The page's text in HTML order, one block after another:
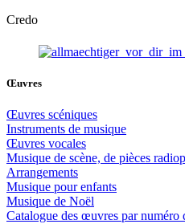
Credo
Œuvres
Œuvres scéniques
Instruments de musique
Œuvres vocales
Musique de scène, de pièces
Arrangements
Musique pour enfants
Musique de Noël
Catalogue des œuvres par numéro